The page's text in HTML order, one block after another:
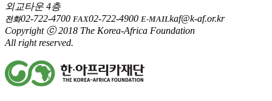
외교타운 4층
전화02-722-4700 FAX02-722-4900 E-MAILkaf@k-af.or.kr
Copyright ⓒ 2018 The Korea-Africa Foundation
All right reserved.